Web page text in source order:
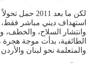
لكن ما بعد
استهداف ديني مباشر فقط،
وانتشار السلاح، والخطف،
الطائفية، بدأت موجة
والمتعلمة نحو لبنان